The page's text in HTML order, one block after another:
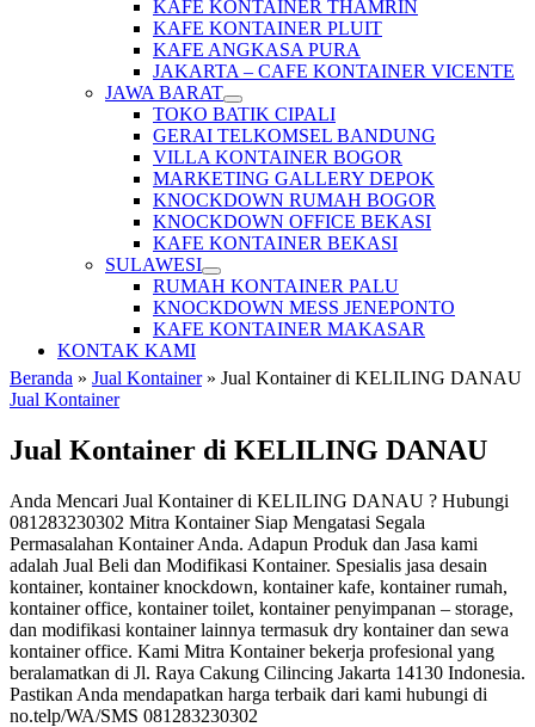
KAFE KONTAINER THAMRIN
KAFE KONTAINER PLUIT
KAFE ANGKASA PURA
JAKARTA – CAFE KONTAINER VICENTE
JAWA BARAT
TOKO BATIK CIPALI
GERAI TELKOMSEL BANDUNG
VILLA KONTAINER BOGOR
MARKETING GALLERY DEPOK
KNOCKDOWN RUMAH BOGOR
KNOCKDOWN OFFICE BEKASI
KAFE KONTAINER BEKASI
SULAWESI
RUMAH KONTAINER PALU
KNOCKDOWN MESS JENEPONTO
KAFE KONTAINER MAKASAR
KONTAK KAMI
Beranda » Jual Kontainer » Jual Kontainer di KELILING DANAU
Jual Kontainer
Jual Kontainer di KELILING DANAU
Anda Mencari Jual Kontainer di KELILING DANAU ? Hubungi
081283230302 Mitra Kontainer Siap Mengatasi Segala
Permasalahan Kontainer Anda. Adapun Produk dan Jasa kami
adalah Jual Beli dan Modifikasi Kontainer. Spesialis jasa desain
kontainer, kontainer knockdown, kontainer kafe, kontainer rumah,
kontainer office, kontainer toilet, kontainer penyimpanan – storage,
dan modifikasi kontainer lainnya termasuk dry kontainer dan sewa
kontainer office. Kami Mitra Kontainer bekerja profesional yang
beralamatkan di Jl. Raya Cakung Cilincing Jakarta 14130 Indonesia.
Pastikan Anda mendapatkan harga terbaik dari kami hubungi di
no.telp/WA/SMS 081283230302